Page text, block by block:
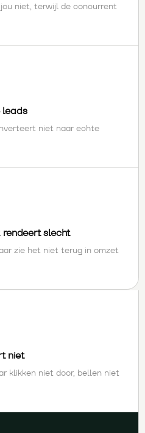
niet, terwijl de concurrent
leads
niet naar echte
slecht
zie het niet terug in omzet
niet
klikken niet door, bellen niet